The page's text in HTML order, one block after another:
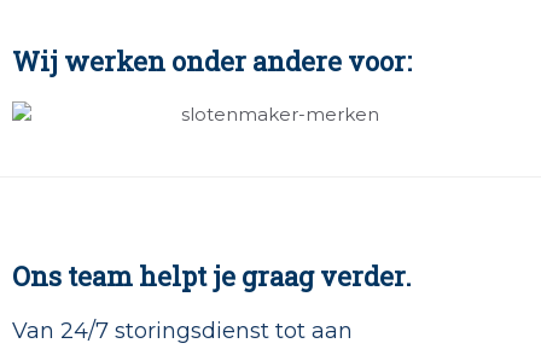
Wij werken onder andere voor:
Ons team helpt je graag verder.
Van 24/7 storingsdienst tot aan